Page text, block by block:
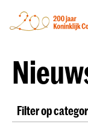
Filter op